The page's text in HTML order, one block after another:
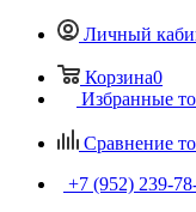
Личный
Корзина0
Избранные
Сравнение
+7 (952) 239-